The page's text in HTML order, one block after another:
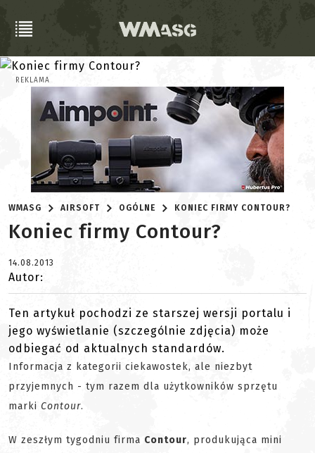
REKLAMA
WMASG AIRSOFT OGÓLNE KONIEC FIRMY CONTOUR?
Koniec firmy Contour?
14.08.2013
Autor:
Ten artykuł pochodzi ze starszej wersji portalu i
jego wyświetlanie (szczególnie zdjęcia) może
odbiegać od aktualnych standardów.
Informacja z kategorii ciekawostek, ale niezbyt
przyjemnych - tym razem dla użytkowników sprzętu
marki Contour.
W zeszłym tygodniu firma Contour, produkująca mini